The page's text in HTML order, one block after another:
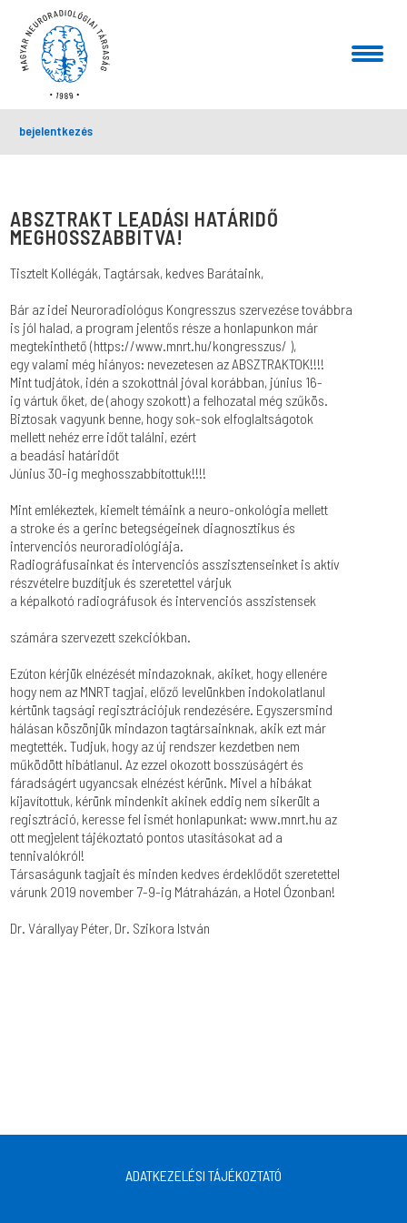
bejelentkezés
ABSZTRAKT LEADÁSI HATÁRIDŐ
MEGHOSSZABBÍTVA!
Tisztelt Kollégák, Tagtársak, kedves Barátaink,
Bár az idei Neuroradiológus Kongresszus szervezése továbbra
is jól halad, a program jelentős része a honlapunkon már
megtekinthető (https://www.mnrt.hu/kongresszus/ ),
egy valami még hiányos: nevezetesen az ABSZTRAKTOK!!!!
Mint tudjátok, idén a szokottnál jóval korábban, június 16-
ig vártuk őket, de (ahogy szokott) a felhozatal még szűkös.
Biztosak vagyunk benne, hogy sok-sok elfoglaltságotok
mellett nehéz erre időt találni, ezért
a beadási határidőt
Június 30-ig meghosszabbítottuk!!!!
Mint emlékeztek, kiemelt témáink a neuro-onkológia mellett
a stroke és a gerinc betegségeinek diagnosztikus és
intervenciós neuroradiológiája.
Radiográfusainkat és intervenciós asszisztenseinket is aktív
részvételre buzdítjuk és szeretettel várjuk
a képalkotó radiográfusok és intervenciós asszistensek
számára szervezett szekciókban.
Ezúton kérjük elnézését mindazoknak, akiket, hogy ellenére
hogy nem az MNRT tagjai, előző levelünkben indokolatlanul
kértünk tagsági regisztrációjuk rendezésére. Egyszersmind
hálásan köszönjük mindazon tagtársainknak, akik ezt már
megtették. Tudjuk, hogy az új rendszer kezdetben nem
működött hibátlanul. Az ezzel okozott bosszúságért és
fáradságért ugyancsak elnézést kérünk. Mivel a hibákat
kijavítottuk, kérünk mindenkit akinek eddig nem sikerült a
regisztráció, keresse fel ismét honlapunkat: www.mnrt.hu az
ott megjelent tájékoztató pontos utasításokat ad a
tennivalókról!
Társaságunk tagjait és minden kedves érdeklődőt szeretettel
várunk 2019 november 7-9-ig Mátraházán, a Hotel Ózonban!
Dr. Várallyay Péter, Dr. Szikora István
ADATKEZELÉSI TÁJÉKOZTATÓ